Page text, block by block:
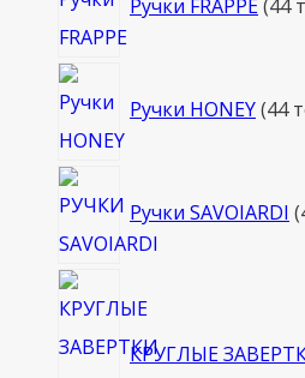
Ручки FRAPPE 44
Ручки HONEY 44
Ручки SAVOIARDI
КРУГЛЫЕ